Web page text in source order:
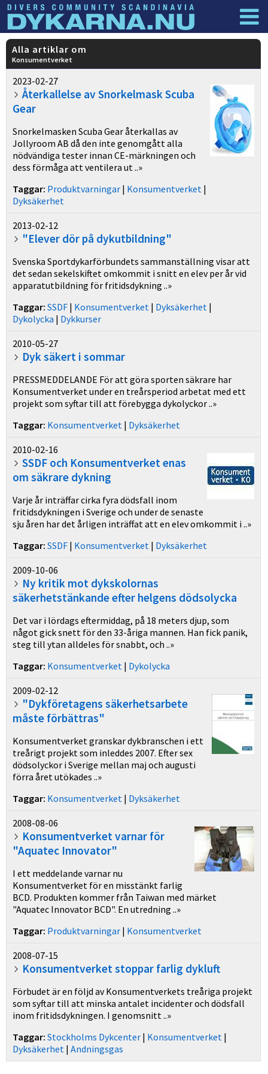
Dyknyheter
Alla artiklar om
Konsumentverket
2023-02-27
Återkallelse av Snorkelmask Scuba
Gear
Snorkelmasken Scuba Gear återkallas av
Jollyroom AB då den inte genomgått alla
nödvändiga tester innan CE-märkningen och
dess förmåga att ventilera ut ..»
Taggar: Produktvarningar | Konsumentverket |
Dyksäkerhet
2013-02-12
"Elever dör på dykutbildning"
Svenska Sportdykarförbundets sammanställning visar att
det sedan sekelskiftet omkommit i snitt en elev per år vid
apparatutbildning för fritidsdykning ..»
Taggar: SSDF | Konsumentverket | Dyksäkerhet |
Dykolycka | Dykkurser
2010-05-27
Dyk säkert i sommar
PRESSMEDDELANDE För att göra sporten säkrare har
Konsumentverket under en treårsperiod arbetat med ett
projekt som syftar till att förebygga dykolyckor ..»
Taggar: Konsumentverket | Dyksäkerhet
2010-02-16
SSDF och Konsumentverket enas
om säkrare dykning
Varje år inträffar cirka fyra dödsfall inom
fritidsdykningen i Sverige och under de senaste
sju åren har det årligen inträffat att en elev omkommit i ..»
Taggar: SSDF | Konsumentverket | Dyksäkerhet
2009-10-06
Ny kritik mot dykskolornas
säkerhetstänkande efter helgens dödsolycka
Det var i lördags eftermiddag, på 18 meters djup, som
något gick snett för den 33-åriga mannen. Han fick panik,
steg till ytan alldeles för snabbt, och ..»
Taggar: Konsumentverket | Dykolycka
2009-02-12
"Dykföretagens säkerhetsarbete
måste förbättras"
Konsumentverket granskar dykbranschen i ett
treårigt projekt som inleddes 2007. Efter sex
dödsolyckor i Sverige mellan maj och augusti
förra året utökades ..»
Taggar: Konsumentverket | Dyksäkerhet
2008-08-06
Konsumentverket varnar för
"Aquatec Innovator"
I ett meddelande varnar nu
Konsumentverket för en misstänkt farlig
BCD. Produkten kommer från Taiwan med märket
"Aquatec Innovator BCD". En utredning ..»
Taggar: Produktvarningar | Konsumentverket
2008-07-15
Konsumentverket stoppar farlig dykluft
Förbudet är en följd av Konsumentverkets treåriga projekt
som syftar till att minska antalet incidenter och dödsfall
inom fritidsdykningen. I genomsnitt ..»
Taggar: Stockholms Dykcenter | Konsumentverket |
Dyksäkerhet | Andningsgas